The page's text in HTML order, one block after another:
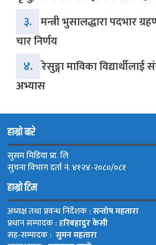
३. मन्त्री भुसालद्धारा पदभार
चार निर्णय
४. रेसुङ्गा माविका
अभ्यास
हाम्रो बारे
सुसम मिडिया प्रा. लि
सुचना विभाग दर्ता नं. ४१२४-२०८०/०८१
हाम्रो टिम
अध्यक्ष तथा प्रवन्ध निर्देशक :सन्तोष महतारा
प्रधान सम्पादक : हरिबहादुर केसी
सह-सम्पादक : सुमन महतारा